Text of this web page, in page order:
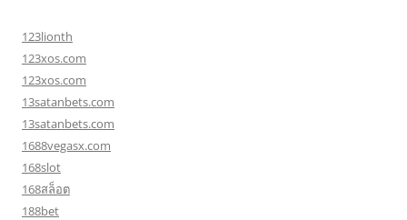
123lionth
123xos.com
123xos.com
13satanbets.com
13satanbets.com
1688vegasx.com
168slot
168สล็อต
188bet